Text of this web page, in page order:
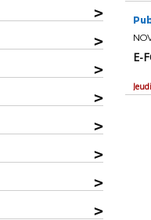
>
>
>
>
>
>
>
>
E-